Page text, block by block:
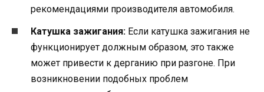
рекомендациями производителя автомобиля.
Катушка зажигания: Если катушка зажигания не
функционирует должным образом, это также
может привести к дерганию при разгоне. При
возникновении подобных проблем